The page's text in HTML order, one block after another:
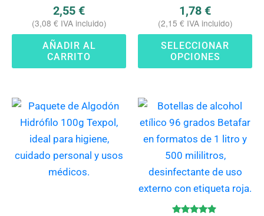
2,55 €
(3,08 € IVA incluido)
AÑADIR AL
CARRITO
1,78 €
(2,15 € IVA incluido)
SELECCIONAR
OPCIONES